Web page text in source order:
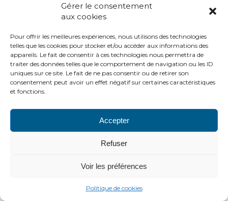
Gérer le consentement
aux cookies
Pour offrir les meilleures expériences, nous utilisons des technologies
telles que les cookies pour stocker et/ou accéder aux informations des
appareils. Le fait de consentir à ces technologies nous permettra de
traiter des données telles que le comportement de navigation ou les ID
uniques sur ce site. Le fait de ne pas consentir ou de retirer son
consentement peut avoir un effet négatif sur certaines caractéristiques
et fonctions.
Accepter
Refuser
Voir les préférences
Politique de cookies
PLAN DU SITE LIENS UTILES
MENTIONS LÉGALES
CONTACTS
http://www.adh-asso.org